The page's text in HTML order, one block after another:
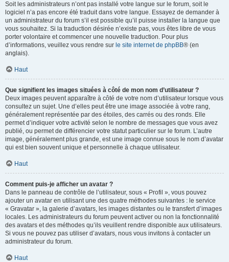
Soit les administrateurs n’ont pas installé votre langue sur le forum, soit le
logiciel n’a pas encore été traduit dans votre langue. Essayez de demander à
un administrateur du forum s’il est possible qu’il puisse installer la langue que
vous souhaitez. Si la traduction désirée n’existe pas, vous êtes libre de vous
porter volontaire et commencer une nouvelle traduction. Pour plus
d’informations, veuillez vous rendre sur le site internet de phpBB® (en
anglais).
Haut
Que signifient les images situées à côté de mon nom d’utilisateur ?
Deux images peuvent apparaître à côté de votre nom d’utilisateur lorsque vous
consultez un sujet. Une d’elles peut être une image associée à votre rang,
généralement représentée par des étoiles, des carrés ou des ronds. Elle
permet d’indiquer votre activité selon le nombre de messages que vous avez
publié, ou permet de différencier votre statut particulier sur le forum. L’autre
image, généralement plus grande, est une image connue sous le nom d’avatar
qui est bien souvent unique et personnelle à chaque utilisateur.
Haut
Comment puis-je afficher un avatar ?
Dans le panneau de contrôle de l’utilisateur, sous « Profil », vous pouvez
ajouter un avatar en utilisant une des quatre méthodes suivantes : le service
« Gravatar », la galerie d’avatars, les images distantes ou le transfert d’images
locales. Les administrateurs du forum peuvent activer ou non la fonctionnalité
des avatars et des méthodes qu’ils veuillent rendre disponible aux utilisateurs.
Si vous ne pouvez pas utiliser d’avatars, nous vous invitons à contacter un
administrateur du forum.
Haut